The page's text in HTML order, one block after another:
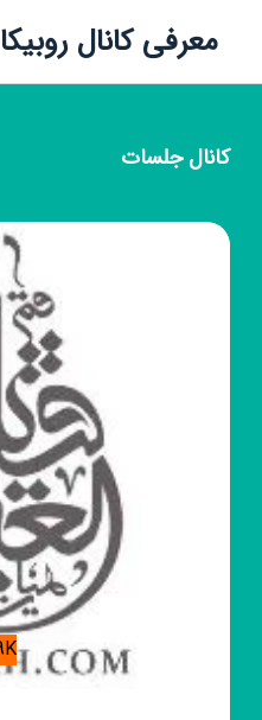
معرفی کانال روبیکا
کانالجلسات
5.9K